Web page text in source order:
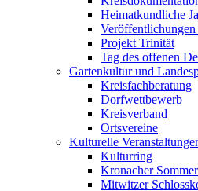
Heimatkundliche
Projekt Trinität
Tag des offenen
Gartenkultur und
Kreisfachberatung
Dorfwettbewerb
Kreisverband
Ortsvereine
Kulturelle
Kulturring
Kronacher Sommer
Mitwitzer